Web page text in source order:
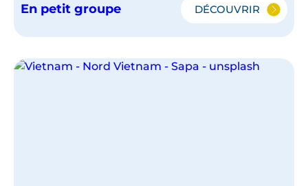
En petit groupe DÉCOUVRIR
LE
PETIT
GROUPE